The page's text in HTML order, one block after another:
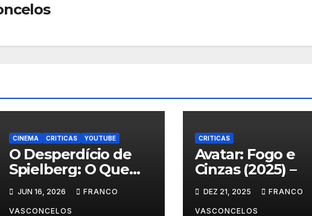
CINEMA CRITICAS YOUTUBE
O Desperdício de
Spielberg: O Que
Aconteceu em Dia
D?JUN 16, 2026 FRANCO
VASCONCELOS
CRITICAS
Avatar: Fogo e
Cinzas (2025) –
DEZ 21, 2025 FRANCO
VASCONCELOS